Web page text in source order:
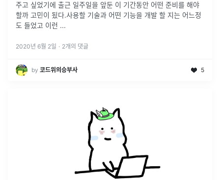
주고 싶었기에 출근 일주일을 앞둔 이 기간동안 어떤 준비를 해야
할까 고민이 됬다.사용할 기술과 어떤 기능을 개발 할 지는 어느정
도 들었고 이런 ...
2020년 6월 2일 · 2개의 댓글
by 코드위의승부사 5